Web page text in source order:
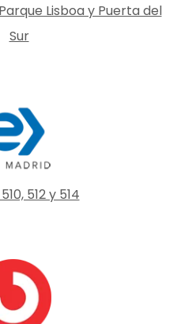
Lisboa y Puerta del
Sur
512 y 514